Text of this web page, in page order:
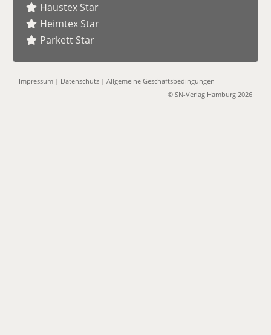
Haustex Star
Heimtex Star
Parkett Star
Impressum | Datenschutz |Allgemeine Geschäftsbedingungen
© SN-Verlag Hamburg 2026